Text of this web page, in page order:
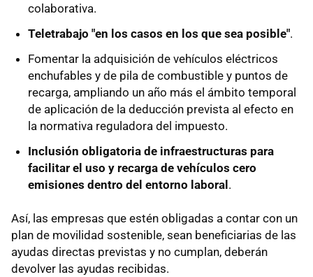
colaborativa.
Teletrabajo "en los casos en los que sea posible".
Fomentar la adquisición de vehículos eléctricos
enchufables y de pila de combustible y puntos de
recarga, ampliando un año más el ámbito temporal
de aplicación de la deducción prevista al efecto en
la normativa reguladora del impuesto.
Inclusión obligatoria de infraestructuras para
facilitar el uso y recarga de vehículos cero
emisiones dentro del entorno laboral .
Así, las empresas que estén obligadas a contar con un
plan de movilidad sostenible, sean beneficiarias de las
ayudas directas previstas y no cumplan, deberán
devolver las ayudas recibidas.